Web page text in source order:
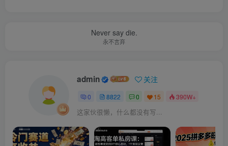
Never say die.
永不言弃
admin 关注
0 8822 0 15 390W+
这家伙很懒，什么都没有写...